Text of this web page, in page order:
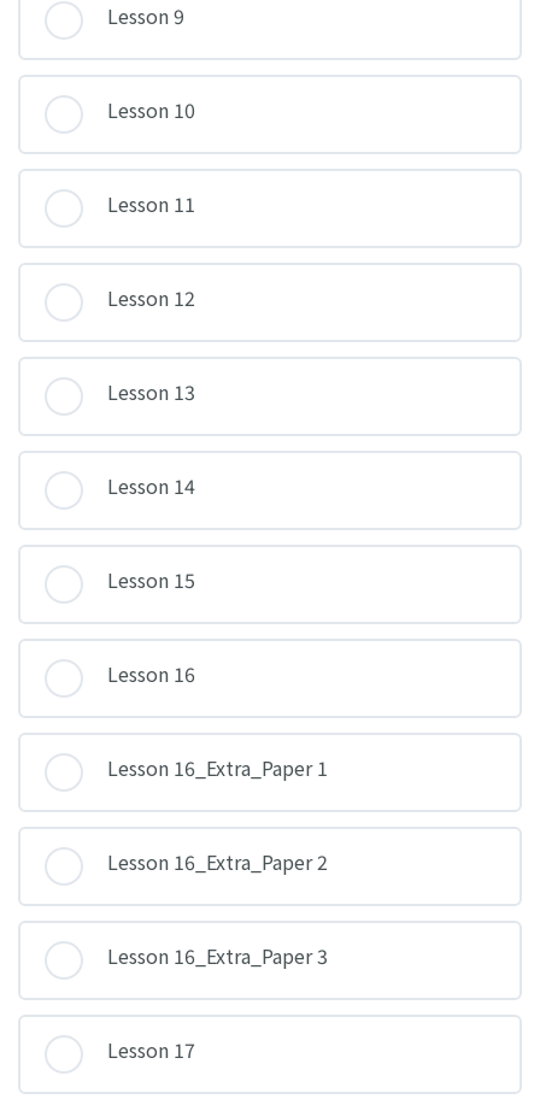
Lesson 9
Lesson 10
Lesson 11
Lesson 12
Lesson 13
Lesson 14
Lesson 15
Lesson 16
Lesson 16_Extra_Paper 1
Lesson 16_Extra_Paper 2
Lesson 16_Extra_Paper 3
Lesson 17